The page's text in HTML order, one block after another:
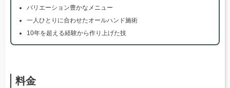
バリエーション豊かなメニュー
一人ひとりに合わせたオールハンド施術
10年を超える経験から作り上げた技
料金